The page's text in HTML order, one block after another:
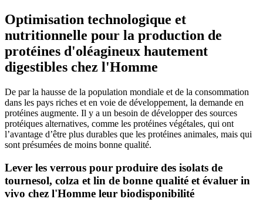
Optimisation technologique et
nutritionnelle pour la production de
protéines d'oléagineux hautement
digestibles chez l'Homme
De par la hausse de la population mondiale et de la consommation
dans les pays riches et en voie de développement, la demande en
protéines augmente. Il y a un besoin de développer des sources
protéiques alternatives, comme les protéines végétales, qui ont
l’avantage d’être plus durables que les protéines animales, mais qui
sont présumées de moins bonne qualité.
Lever les verrous pour produire des isolats de
tournesol, colza et lin de bonne qualité et évaluer in
vivo chez l'Homme leur biodisponibilité